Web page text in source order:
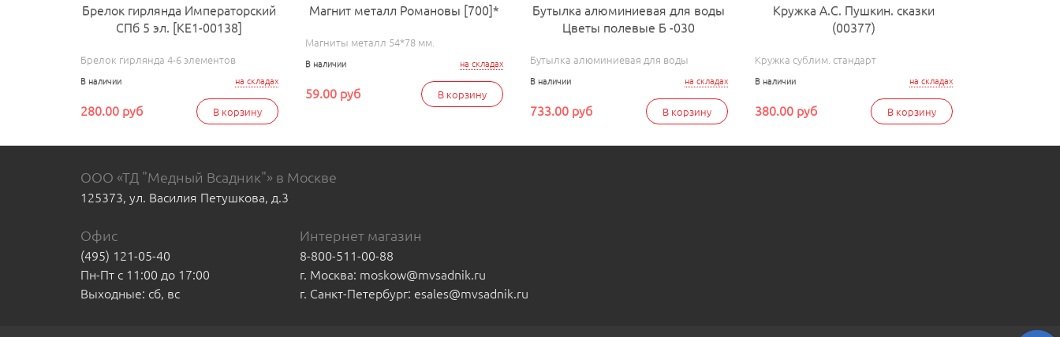
Брелок гирлянда Императорский
СПб 5 эл. [КЕ1-00138]
Брелок гирлянда 4-6 элементов
на складах
В наличии
В корзину
280.00 руб
Магнит металл Романовы [700]*
Магниты металл 54*78 мм.
на складах
В наличии
В корзину
59.00 руб
Бутылка алюминиевая для воды
Цветы полевые Б -030
Бутылка алюминиевая для воды
на складах
В наличии
В корзину
733.00 руб
Кружка А.С. Пушкин. сказки
(00377)
Кружка сублим. стандарт
на складах
В наличии
В корзину
380.00 руб
ООО «ТД "Медный Всадник"» в Москве
125373, ул. Василия Петушкова, д.3
Офис
(495) 121-05-40
Пн-Пт с 11:00 до 17:00
Выходные: сб, вс
Интернет магазин
8-800-511-00-88
г. Москва: moskow@mvsadnik.ru
г. Санкт-Петербург: esales@mvsadnik.ru